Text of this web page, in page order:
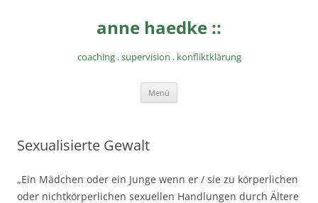
anne haedke ::
coaching . supervision . konfliktklärung
Menü
Sexualisierte Gewalt
„Ein Mädchen oder ein Junge wenn er / sie zu körperlichen
oder nichtkörperlichen sexuellen Handlungen durch Ältere